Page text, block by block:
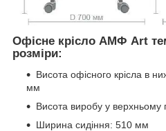
Офісне крісло АМФ Art
розміри:
Висота офісного крісла в
мм
Висота виробу у
Ширина сидіння: 510 мм